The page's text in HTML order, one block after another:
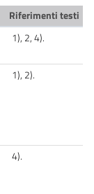
Riferimenti testi
1), 2, 4).
1), 2).
4).